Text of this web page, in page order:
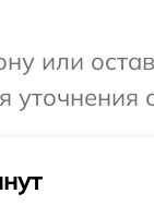
или